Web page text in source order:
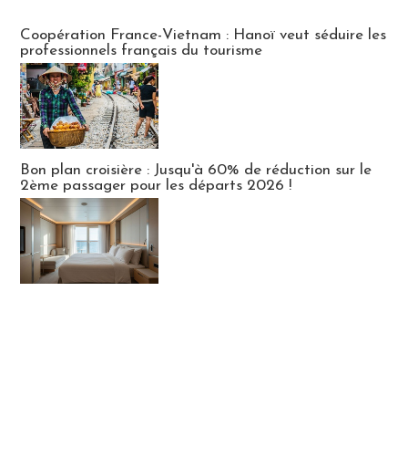
Coopération France-Vietnam : Hanoï veut séduire les
professionnels français du tourisme
Bon plan croisière : Jusqu'à 60% de réduction sur le
2ème passager pour les départs 2026 !